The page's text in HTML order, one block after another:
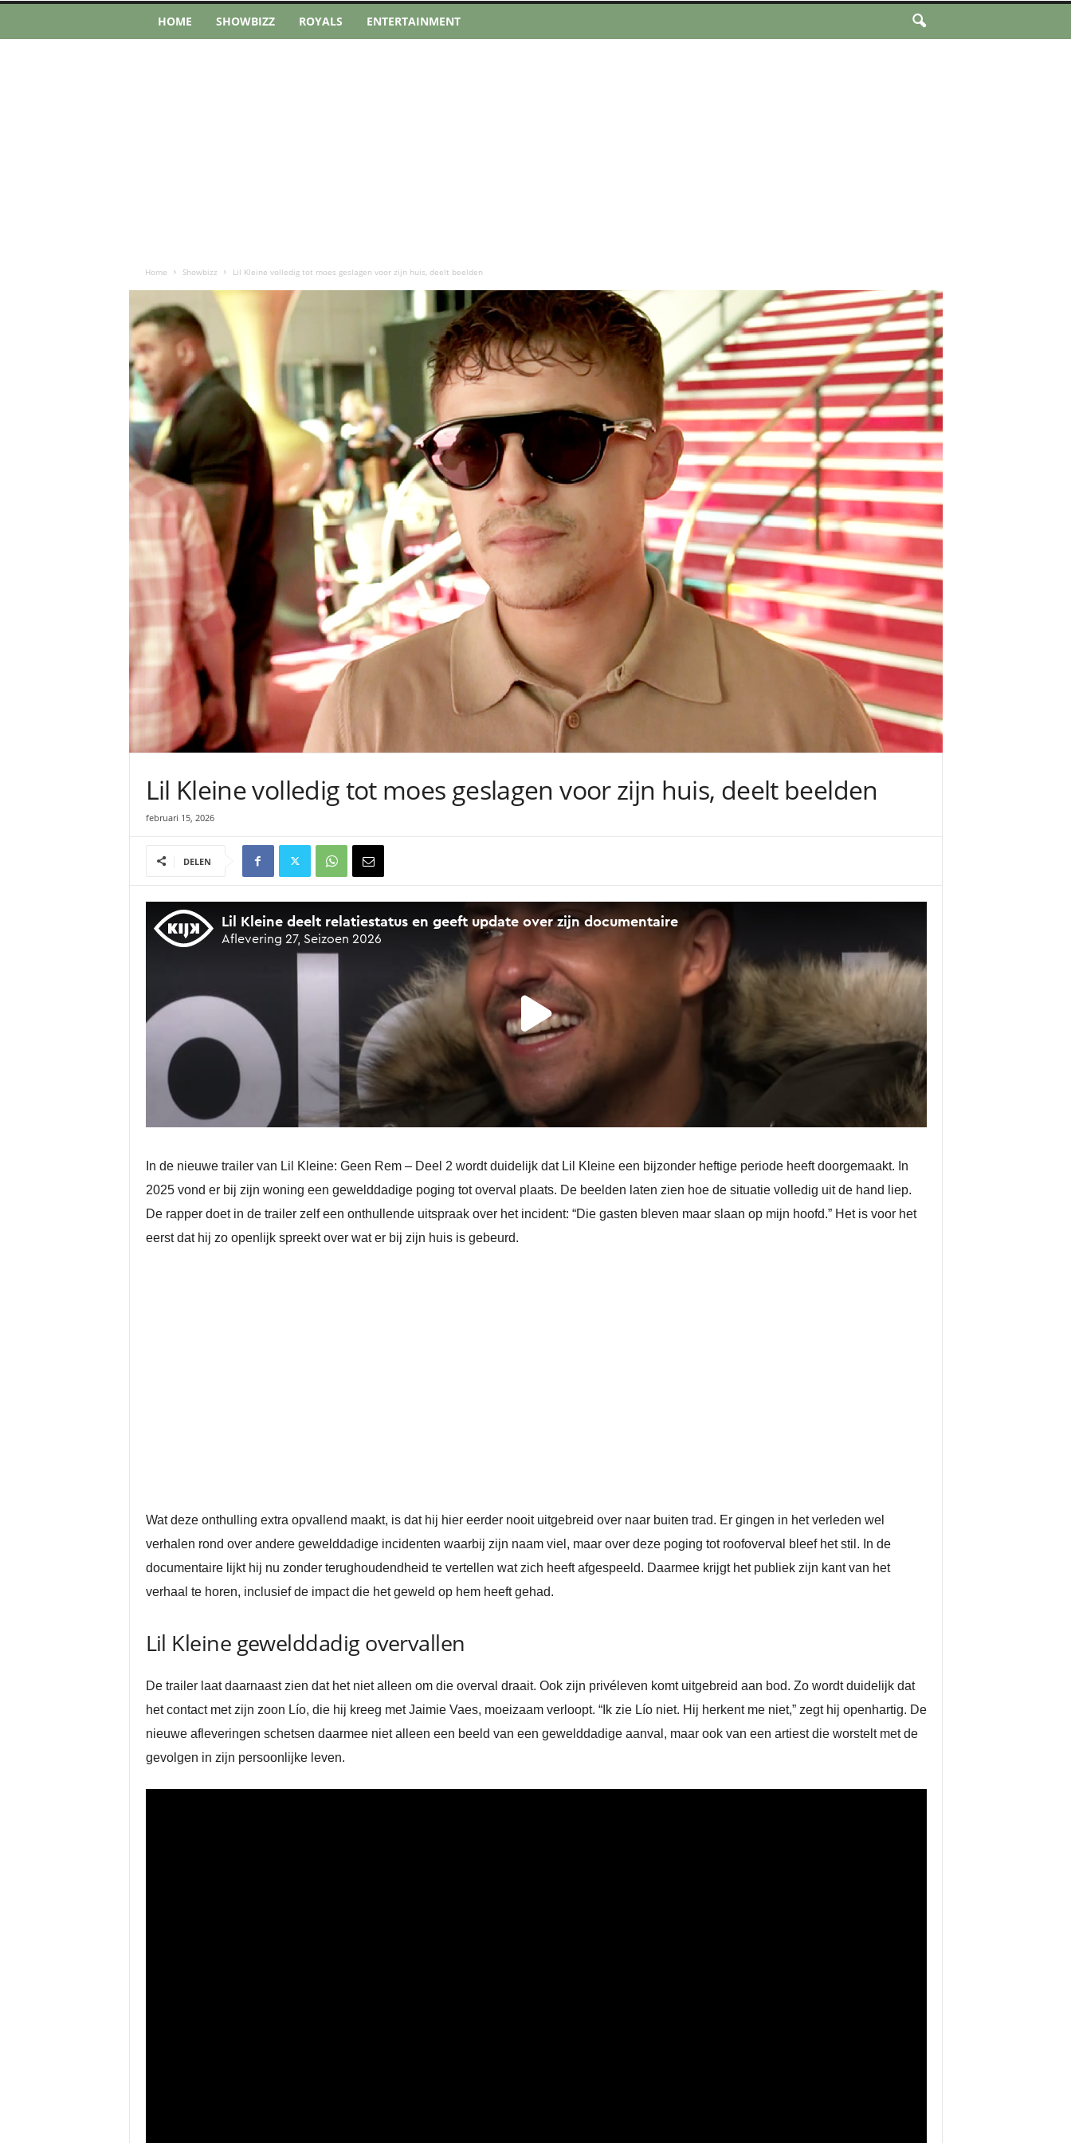
HOME SHOWBIZZ ROYALS ENTERTAINMENT
Home Showbizz Lil Kleine volledig tot moes geslagen voor zijn huis, deelt beelden
Lil Kleine volledig tot moes geslagen voor zijn huis, deelt beelden
februari 15, 2026
DELEN
In de nieuwe trailer van Lil Kleine: Geen Rem – Deel 2 wordt duidelijk dat Lil Kleine een bijzonder heftige periode heeft doorgemaakt. In
2025 vond er bij zijn woning een gewelddadige poging tot overval plaats. De beelden laten zien hoe de situatie volledig uit de hand liep.
De rapper doet in de trailer zelf een onthullende uitspraak over het incident: “Die gasten bleven maar slaan op mijn hoofd.” Het is voor het
eerst dat hij zo openlijk spreekt over wat er bij zijn huis is gebeurd.
Wat deze onthulling extra opvallend maakt, is dat hij hier eerder nooit uitgebreid over naar buiten trad. Er gingen in het verleden wel
verhalen rond over andere gewelddadige incidenten waarbij zijn naam viel, maar over deze poging tot roofoverval bleef het stil. In de
documentaire lijkt hij nu zonder terughoudendheid te vertellen wat zich heeft afgespeeld. Daarmee krijgt het publiek zijn kant van het
verhaal te horen, inclusief de impact die het geweld op hem heeft gehad.
Lil Kleine gewelddadig overvallen
De trailer laat daarnaast zien dat het niet alleen om die overval draait. Ook zijn privéleven komt uitgebreid aan bod. Zo wordt duidelijk dat
het contact met zijn zoon Lío, die hij kreeg met Jaimie Vaes, moeizaam verloopt. “Ik zie Lío niet. Hij herkent me niet,” zegt hij openhartig. De
nieuwe afleveringen schetsen daarmee niet alleen een beeld van een gewelddadige aanval, maar ook van een artiest die worstelt met de
gevolgen in zijn persoonlijke leven.